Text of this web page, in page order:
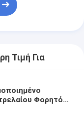
Τιμή Για
Φορητό